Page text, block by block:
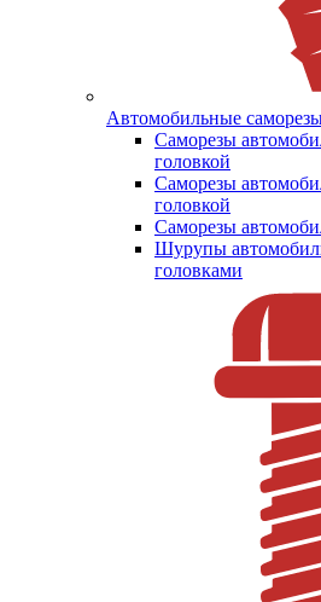
Автомобильные
Саморезы
головкой
Саморезы
головкой
Саморезы
Шурупы
головками